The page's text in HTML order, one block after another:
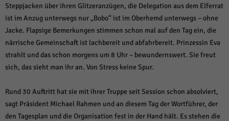
Steppjacken über ihren Glitzeranzügen, die Delegation aus dem Elferrat
ist im Anzug unterwegs nur „Bobo“ ist im Oberhemd unterwegs – ohne
Jacke. Flapsige Bemerkungen stimmen schon mal auf den Tag ein, die
närrische Gemeinschaft ist lachbereit und abfahrbereit. Prinzessin Eva
strahlt und das schon morgens um 8 Uhr – bewundernswert. Sie freut
sich, das sieht man ihr an. Von Stress keine Spur.
Rund 30 Auftritt hat sie mit ihrer Truppe seit Session schon absolviert,
sagt Präsident Michael Rahmen und an diesem Tag der Wortführer, der
den Tagesplan und die Organisation fest in der Hand hält. Es stehen die
auswählen.
Alle akzeptieren Speichern und weiter
Zurück
Datenschutzeinstellungen
Essenziell (1)
Essenzielle Cookies ermöglichen grundlegende Funktionen und sind für die
einwandfreie Funktion der Website erforderlich.
Cookie-Informationen anzeigen